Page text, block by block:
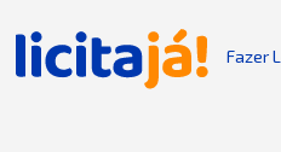
Fazer